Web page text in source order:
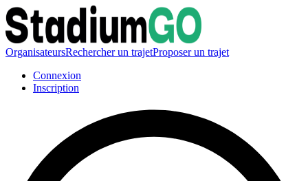
OrganisateursRechercher un trajetProposer un trajet
Connexion
Inscription